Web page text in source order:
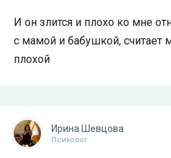
И он злится и плохо ко мне
с мамой и бабушкой, считает
плохой
Ирина Шевцова
Психолог